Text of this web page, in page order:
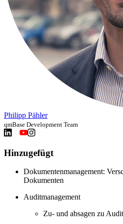
Philipp Pähler
qmBase Development Team
Hinzugefügt
Dokumentenmanagement:
Dokumenten
Auditmanagement
Zu- und absagen zu